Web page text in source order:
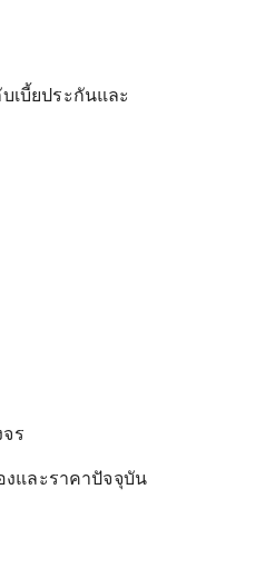
เบี้ยประกันและ
ร
และราคาปัจจุบัน